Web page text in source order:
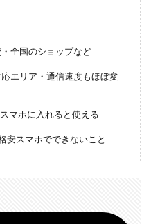
全国のショップなど
エリア・通信速度もほぼ変
マホに入れると使える
安スマホでできないこと